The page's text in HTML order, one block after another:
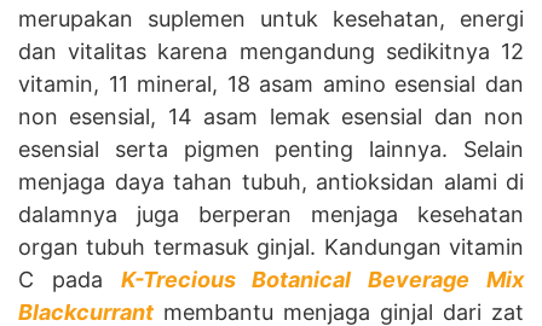
merupakan suplemen untuk kesehatan, energi
dan vitalitas karena mengandung sedikitnya 12
vitamin, 11 mineral, 18 asam amino esensial dan
non esensial, 14 asam lemak esensial dan non
esensial serta pigmen penting lainnya. Selain
menjaga daya tahan tubuh, antioksidan alami di
dalamnya juga berperan menjaga kesehatan
organ tubuh termasuk ginjal. Kandungan vitamin
C pada K-Trecious Botanical Beverage Mix
Blackcurrant membantu menjaga ginjal dari zat